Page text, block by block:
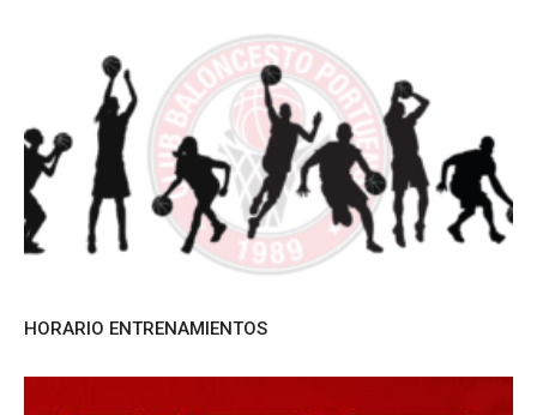
HORARIO ENTRENAMIENTOS